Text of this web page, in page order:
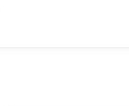
malik korpus kameranı